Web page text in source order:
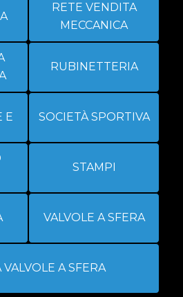
RETE VENDITA
MECCANICA
RUBINETTERIA
E
SOCIETÀ SPORTIVA
STAMPI
VALVOLE A SFERA
A SFERA